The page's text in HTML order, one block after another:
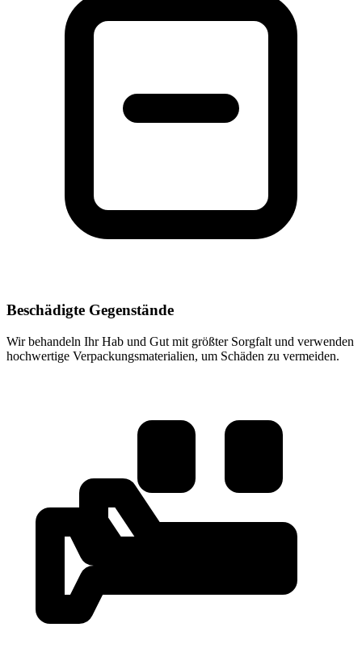
Beschädigte Gegenstände
Wir behandeln Ihr Hab und Gut mit größter Sorgfalt und verwenden
hochwertige Verpackungsmaterialien, um Schäden zu vermeiden.